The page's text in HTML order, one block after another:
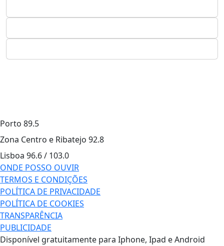
Porto 89.5
Zona Centro e Ribatejo 92.8
Lisboa 96.6 / 103.0
ONDE POSSO OUVIR
TERMOS E CONDIÇÕES
POLÍTICA DE PRIVACIDADE
POLÍTICA DE COOKIES
TRANSPARÊNCIA
PUBLICIDADE
Disponível gratuitamente para Iphone, Ipad e Android